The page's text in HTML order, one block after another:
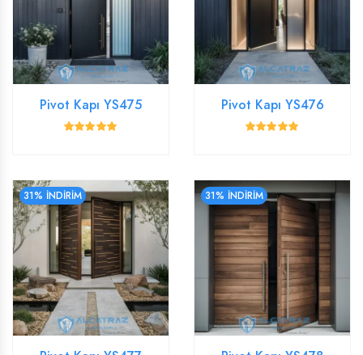
Pivot Kapı YS475 Pivot Kapı YS476
31% İNDİRİM 31% İNDİRİM